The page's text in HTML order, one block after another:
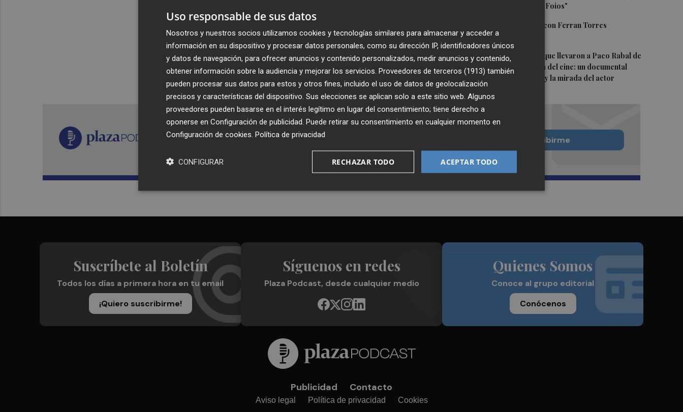
digo que soy de Foios"
Foios se vuelca con Ferran Torres
5Las '200 vidas' que llevaron a Paco Rabal de
Águilas a la cima del cine: un documental
recupera la voz y la mirada del actor
Recibe toda la actualidad de
Plaza Podcast en tu correo
Quiero suscribirme
Suscríbete al Boletín
Todos los días a primera hora en tu email
¡Quiero suscribirme!
Síguenos en redes
Plaza Podcast, desde cualquier medio
Quienes Somos
Conoce al grupo editorial
Conócenos
Publicidad Contacto
Aviso legal Política de privacidad Cookies
Uso responsable de sus datos
Nosotros y nuestros socios utilizamos cookies y tecnologías similares para almacenar y acceder a
información en su dispositivo y procesar datos personales, como su dirección IP, identificadores únicos
y datos de navegación, para ofrecer anuncios y contenido personalizados, medir anuncios y contenido,
obtener información sobre la audiencia y mejorar los servicios. Proveedores de terceros (1913) también
pueden procesar sus datos para estos y otros fines, incluido el uso de datos de geolocalización
precisos y características del dispositivo. Sus elecciones se aplican solo a este sitio web. Algunos
proveedores pueden basarse en el interés legítimo en lugar del consentimiento; tiene derecho a
oponerse en Configuración de publicidad . Puede retirar su consentimiento en cualquier momento en
Configuración de cookies Política de privacidad
ACEPTAR TODO
RECHAZAR TODO
CONFIGURAR